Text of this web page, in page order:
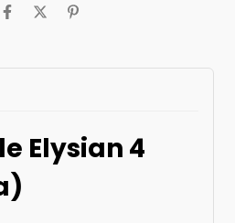
Elysian 4